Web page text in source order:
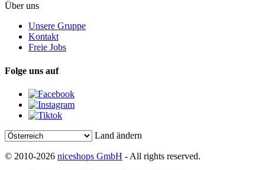
Über uns
Unsere Gruppe
Kontakt
Freie Jobs
Folge uns auf
Land ändern
© 2010-2026 niceshops GmbH - All rights reserved.